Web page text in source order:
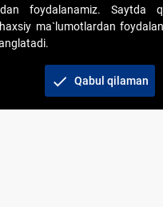
2026. "Elektron onlayn-
Barcha huquqlar himoyalangan
foydalanamiz. Saytda
ma`lumotlardan
check Qabul qilaman